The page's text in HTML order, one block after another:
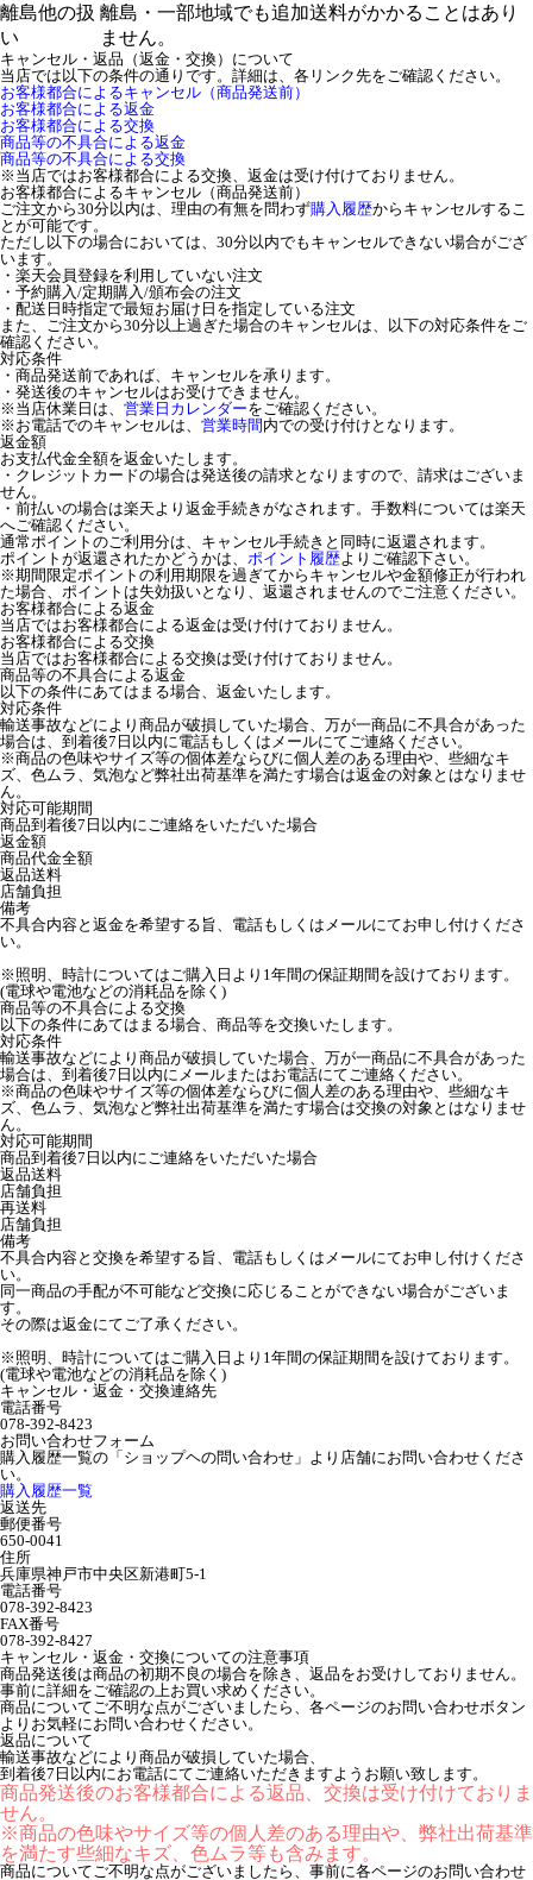
離島他の扱
い
離島・一部地域でも追加送料がかかることはあり
ません。
キャンセル・返品（返金・交換）について
当店では以下の条件の通りです。詳細は、各リンク先をご確認ください。
お客様都合によるキャンセル（商品発送前）
お客様都合による返金
お客様都合による交換
商品等の不具合による返金
商品等の不具合による交換
※当店ではお客様都合による交換、返金は受け付けておりません。
お客様都合によるキャンセル（商品発送前）
ご注文から30分以内は、理由の有無を問わず購入履歴からキャンセルするこ
とが可能です。
ただし以下の場合においては、30分以内でもキャンセルできない場合がござ
います。
・楽天会員登録を利用していない注文
・予約購入/定期購入/頒布会の注文
・配送日時指定で最短お届け日を指定している注文
また、ご注文から30分以上過ぎた場合のキャンセルは、以下の対応条件をご
確認ください。
対応条件
・商品発送前であれば、キャンセルを承ります。
・発送後のキャンセルはお受けできません。
※当店休業日は、 営業日カレンダーをご確認ください。
※お電話でのキャンセルは、 営業時間 内での受け付けとなります。
返金額
お支払代金全額を返金いたします。
・クレジットカードの場合は発送後の請求となりますので、請求はございま
せん。
・前払いの場合は楽天より返金手続きがなされます。手数料については楽天
へご確認ください。
通常ポイントのご利用分は、キャンセル手続きと同時に返還されます。
ポイントが返還されたかどうかは、 ポイント履歴よりご確認下さい。
※期間限定ポイントの利用期限を過ぎてからキャンセルや金額修正が行われ
た場合、ポイントは失効扱いとなり、返還されませんのでご注意ください。
お客様都合による返金
当店ではお客様都合による返金は受け付けておりません。
お客様都合による交換
当店ではお客様都合による交換は受け付けておりません。
商品等の不具合による返金
以下の条件にあてはまる場合、返金いたします。
対応条件
輸送事故などにより商品が破損していた場合、万が一商品に不具合があった
場合は、到着後7日以内に電話もしくはメールにてご連絡ください。
※商品の色味やサイズ等の個体差ならびに個人差のある理由や、些細なキ
ズ、色ムラ、気泡など弊社出荷基準を満たす場合は返金の対象とはなりませ
ん。
対応可能期間
商品到着後7日以内にご連絡をいただいた場合
返金額
商品代金全額
返品送料
店舗負担
備考
不具合内容と返金を希望する旨、電話もしくはメールにてお申し付けくださ
い。
※照明、時計についてはご購入日より1年間の保証期間を設けております。
(電球や電池などの消耗品を除く)
商品等の不具合による交換
以下の条件にあてはまる場合、商品等を交換いたします。
対応条件
輸送事故などにより商品が破損していた場合、万が一商品に不具合があった
場合は、到着後7日以内にメールまたはお電話にてご連絡ください。
※商品の色味やサイズ等の個体差ならびに個人差のある理由や、些細なキ
ズ、色ムラ、気泡など弊社出荷基準を満たす場合は交換の対象とはなりませ
ん。
対応可能期間
商品到着後7日以内にご連絡をいただいた場合
返品送料
店舗負担
再送料
店舗負担
備考
不具合内容と交換を希望する旨、電話もしくはメールにてお申し付けくださ
い。
同一商品の手配が不可能など交換に応じることができない場合がございま
す。
その際は返金にてご了承ください。
※照明、時計についてはご購入日より1年間の保証期間を設けております。
(電球や電池などの消耗品を除く)
キャンセル・返金・交換連絡先
電話番号
078-392-8423
お問い合わせフォーム
購入履歴一覧の「ショップヘの問い合わせ」より店舗にお問い合わせくださ
い。
購入履歴一覧
返送先
郵便番号
650-0041
住所
兵庫県神戸市中央区新港町5-1
電話番号
078-392-8423
FAX番号
078-392-8427
キャンセル・返金・交換についての注意事項
商品発送後は商品の初期不良の場合を除き、返品をお受けしておりません。
事前に詳細をご確認の上お買い求めください。
商品についてご不明な点がございましたら、各ページのお問い合わせボタン
よりお気軽にお問い合わせください。
返品について
輸送事故などにより商品が破損していた場合、
到着後7日以内にお電話にてご連絡いただきますようお願い致します。
商品発送後のお客様都合による返品、交換は受け付けておりま
せん。
※商品の色味やサイズ等の個人差のある理由や、弊社出荷基準
を満たす些細なキズ、色ムラ等も含みます。
商品についてご不明な点がございましたら、事前に各ページのお問い合わせ